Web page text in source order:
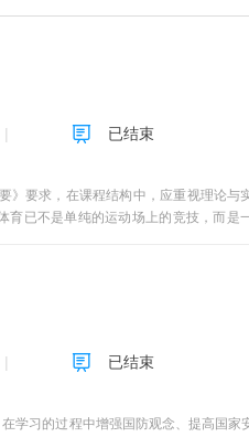
已结束
》要求，在课程结构中，应重视理论与
已不是单纯的运动场上的竞技，而是
论课程》，试图用线上课程来弥补线
为创编宗旨，遵循体育课程设置的基本
形成。 本课程内容讲授分为六个章节，
林匹克第六章 体育文化
已结束
学习的过程中增强国防观念、提高国家